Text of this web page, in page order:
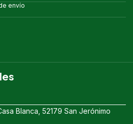
envío
Blanca, 52179 San Jerónimo